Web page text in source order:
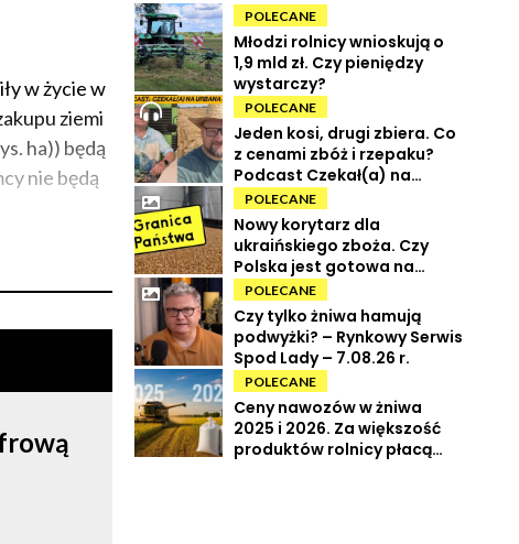
w życie w
ziemi
ha)) będą
nie będą
POLECANE
Młodzi rolnicy wnioskują o
1,9 mld zł. Czy pieniędzy
wystarczy?
POLECANE
Jeden kosi, drugi zbiera. Co
z cenami zbóż i rzepaku?
Podcast Czekał(a) na
Urbana odc. 73
POLECANE
Nowy korytarz dla
ukraińskiego zboża. Czy
Polska jest gotowa na
powrót tranzytu?
POLECANE
Czy tylko żniwa hamują
podwyżki? – Rynkowy Serwis
Spod Lady – 7.08.26 r.
POLECANE
Ceny nawozów w żniwa
2025 i 2026. Za większość
produktów rolnicy płacą